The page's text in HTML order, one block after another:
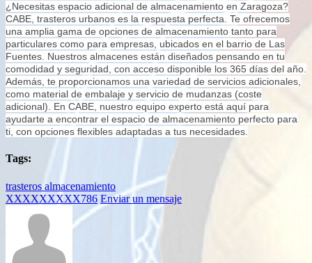
¿Necesitas espacio adicional de almacenamiento en Zaragoza?
CABE, trasteros urbanos es la respuesta perfecta. Te ofrecemos
una amplia gama de opciones de almacenamiento tanto para
particulares como para empresas, ubicados en el barrio de Las
Fuentes. Nuestros almacenes están diseñados pensando en tu
comodidad y seguridad, con acceso disponible los 365 días del año.
Además, te proporcionamos una variedad de servicios adicionales,
como material de embalaje y servicio de mudanzas (coste
adicional). En CABE, nuestro equipo experto está aquí para
ayudarte a encontrar el espacio de almacenamiento perfecto para
ti, con opciones flexibles adaptadas a tus necesidades.
Tags:
trasteros almacenamiento
XXXXXXXXX786 Enviar un mensaje